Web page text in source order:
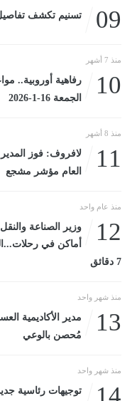
09 تسنيم تكشف
منذ 7 أشهر
10
رفاهية أوروبية..
الجمعة 16-1-2026
منذ 8 أشهر
11
لافروف: فوز المدير
العام مؤشر مشجع
منذ عام واحد
12
وزير الصناعة
7 دقائق
منذ شهر واحد
13
مدير الأكاديمية
مُحصن بالوعي
منذ شهر واحد
توجيهات رئاسية